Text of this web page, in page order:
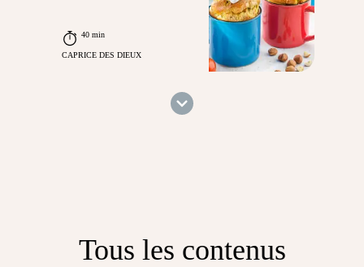
40 min
CAPRICE DES DIEUX
Tous les contenus